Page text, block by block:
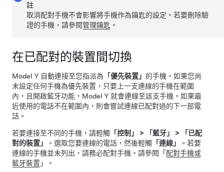
註
取消配對手機不會影響將手機作為鑰匙的設定。若要刪除驗
證的手機，請參閱管理鑰匙 。
在已配對的裝置間切換
Model Y 自動連接至您指派為 「優先裝置」 的手機。如果您尚
未設定任何手機為優先裝置，只要上一支連線的手機在範圍
內，且開啟藍牙功能， Model Y 就會連線至該支手機。如果最
近使用的電話不在範圍內，則會嘗試連線已配對過的下一部電
話。
若要連接至不同的手機，請輕觸 「控制」 > 「藍牙」 >
「已配
對的裝置」
。選取您要連線的電話，然後輕觸 「連線」
。若要
連線的手機並未列出，請務必配對手機。請參閱「配對手機或
藍牙裝置 」。